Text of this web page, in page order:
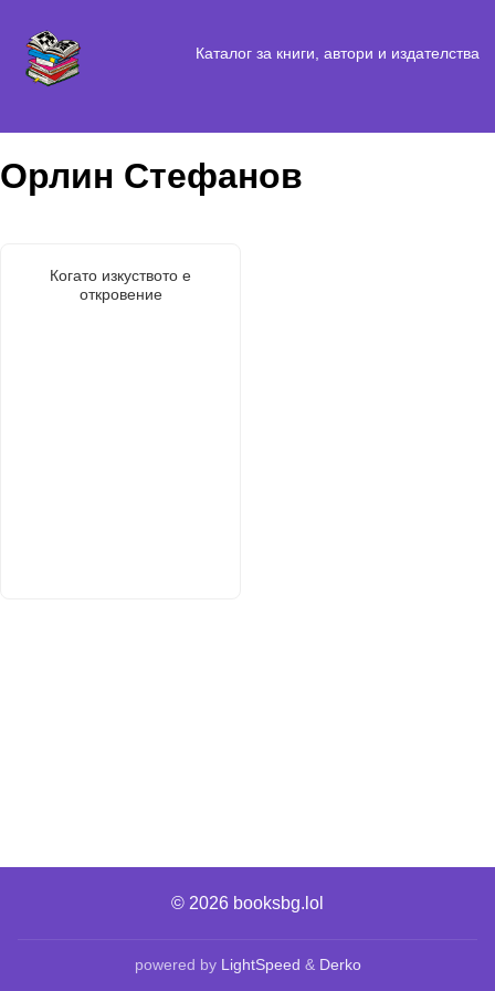
Каталог за книги, автори и издателства
Орлин Стефанов
Когато изкуството е
откровение
© 2026 booksbg.lol
powered by LightSpeed & Derko